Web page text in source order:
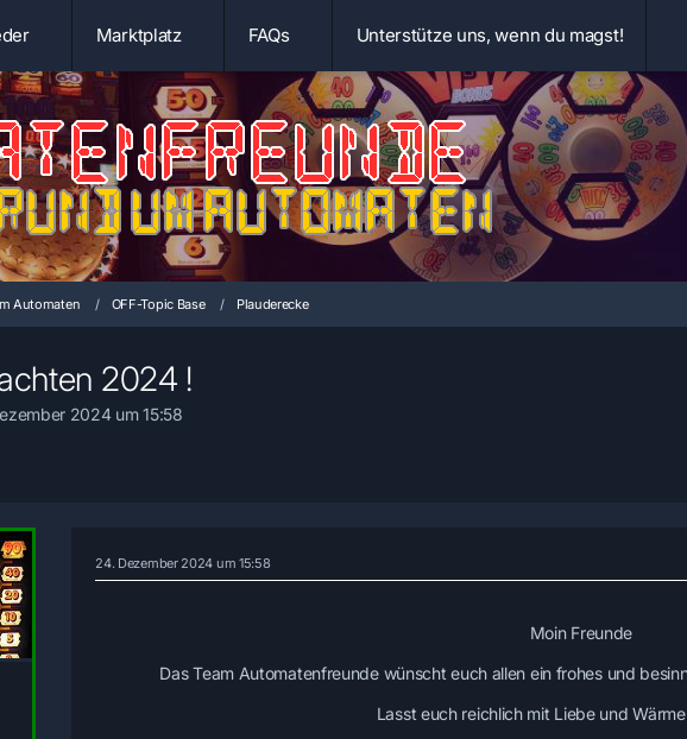
Marktplatz FAQs Unterstütze uns, wenn du magst!
Automaten OFF-Topic Base Plauderecke
2024 !
2024 um 15:58
24. Dezember 2024 um 15:58
Moin Freunde
Das Team Automatenfreunde wünscht euch allen ein frohes und
Lasst euch reichlich mit Liebe und